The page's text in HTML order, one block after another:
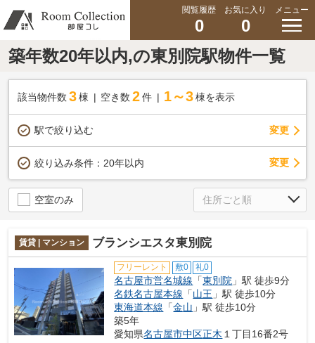
閲覧履歴
0
お気に入り
0
メニュー
築年数20年以内,の東別院駅物件一覧
該当物件数 3棟 空き数 2 件 1～3 棟を表示
駅で絞り込む 変更
絞り込み条件： 20年以内 変更
空室のみ
賃貸 | マンション ブランシエスタ東別院
フリーレント 敷0 礼0
名古屋市営名城線 「東別院 」駅 徒歩9分
名鉄名古屋本線 「山王 」駅 徒歩10分
東海道本線 「金山 」駅 徒歩10分
築5年
愛知県名古屋市中区正木 １丁目16番2号